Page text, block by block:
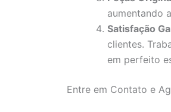
aumentando
Satisfação
clientes.
em perfeito
Entre em Contato e